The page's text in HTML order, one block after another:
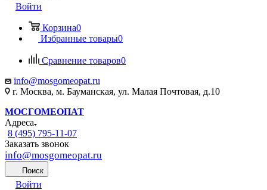
Войти
Корзина0
Избранные товары0
Сравнение товаров0
info@mosgomeopat.ru
г. Москва, м. Бауманская, ул. Малая Почтовая, д.10
МОСГОМЕОПАТ
Адреса
8 (495) 795-11-07
Заказать звонок
info@mosgomeopat.ru
Поиск
Войти